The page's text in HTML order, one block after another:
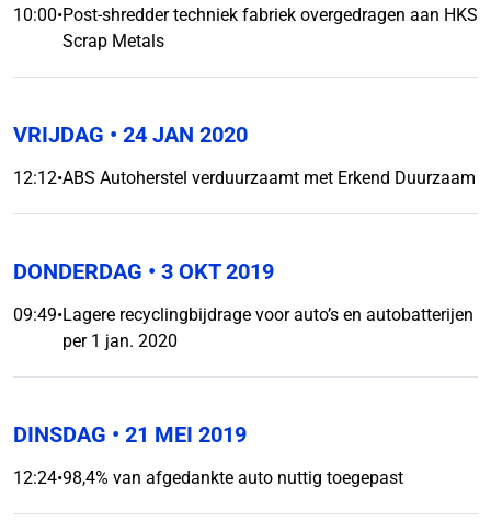
10:00•Post-shredder techniek fabriek overgedragen aan HKS
Scrap Metals
VRIJDAG • 24 JAN 2020
12:12•ABS Autoherstel verduurzaamt met Erkend Duurzaam
DONDERDAG • 3 OKT 2019
09:49•Lagere recyclingbijdrage voor auto’s en autobatterijen
per 1 jan. 2020
DINSDAG • 21 MEI 2019
12:24•98,4% van afgedankte auto nuttig toegepast